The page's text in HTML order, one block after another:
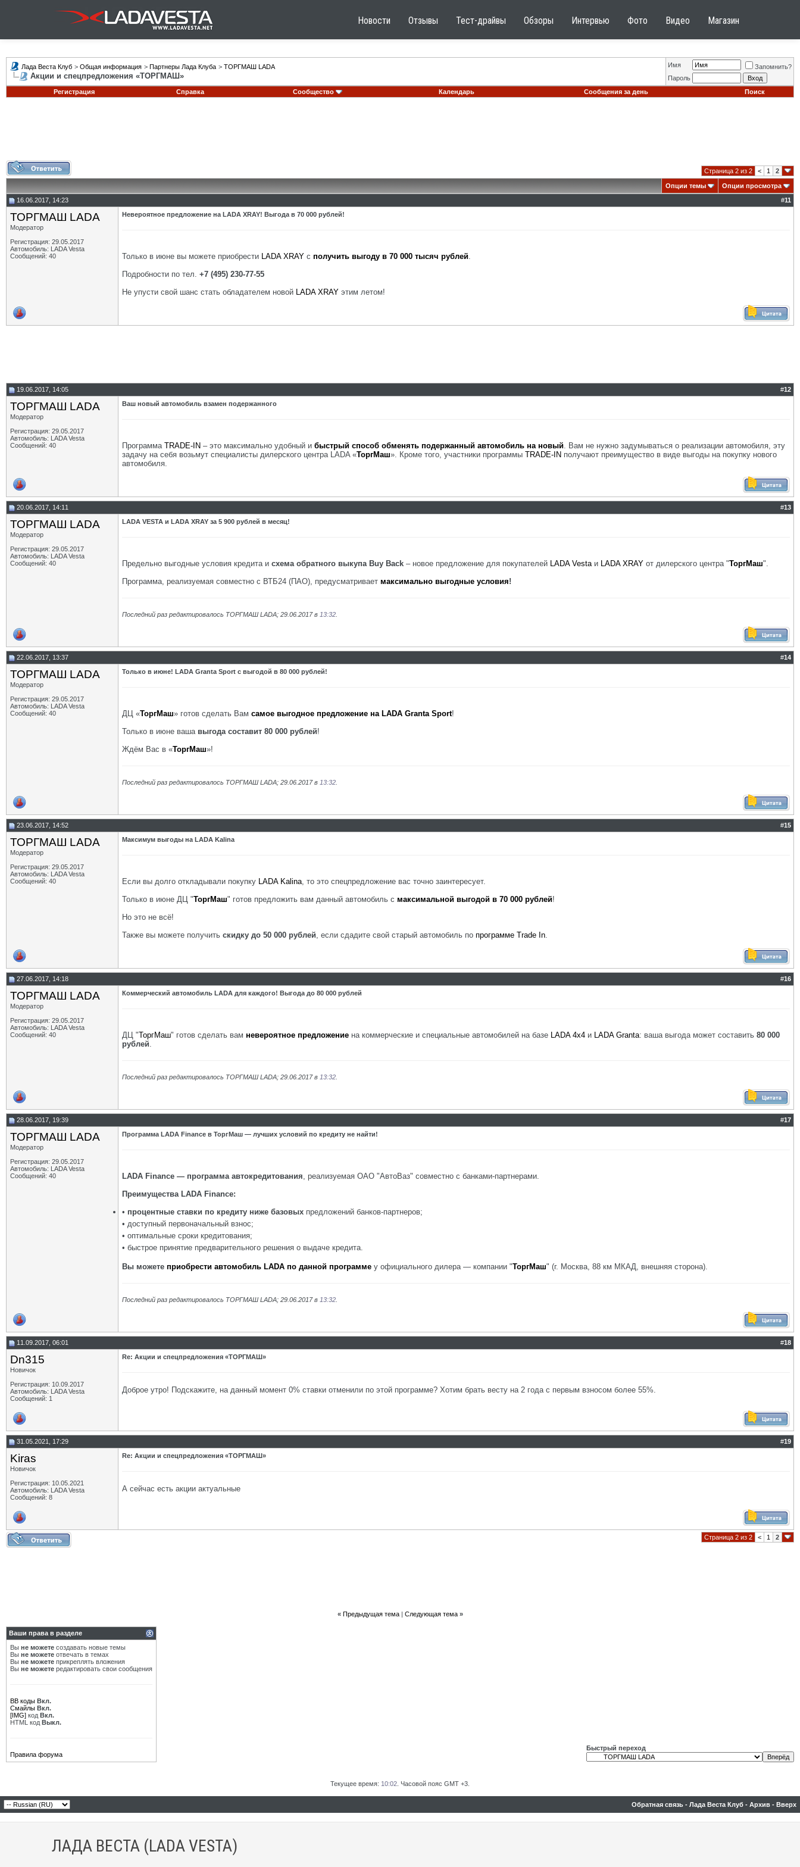
Новости Отзывы Тест-драйвы Обзоры Интервью Фото Видео Магазин
Лада Веста Клуб > Общая информация > Партнеры Лада Клуба > ТОРГМАШ LADA
Акции и спецпредложения «ТОРГМАШ»
Имя
Запомнить?
Пароль
Регистрация
Справка Сообщество Календарь Сообщения за день Поиск
Страница 2 из 2 < 1 2
Опции темы
Опции просмотра
16.06.2017, 14:23
#11
ТОРГМАШ LADA
Модератор
Регистрация: 29.05.2017
Автомобиль: LADA Vesta
Сообщений: 40
Невероятное предложение на LADA XRAY! Выгода в 70 000 рублей!
Только в июне вы можете приобрести LADA XRAY с получить выгоду в 70 000 тысяч рублей.
Подробности по тел. +7 (495) 230-77-55
Не упусти свой шанс стать обладателем новой LADA XRAY этим летом!
19.06.2017, 14:05 #12
ТОРГМАШ LADA
Модератор
Регистрация: 29.05.2017
Автомобиль: LADA Vesta
Сообщений: 40
Ваш новый автомобиль взамен подержанного
Программа TRADE-IN – это максимально удобный и быстрый способ обменять подержанный автомобиль на новый. Вам не нужно задумываться о реализации автомобиля, эту
задачу на себя возьмут специалисты дилерского центра LADA «ТоргМаш». Кроме того, участники программы TRADE-IN получают преимущество в виде выгоды на покупку нового
автомобиля.
20.06.2017, 14:11 #13
ТОРГМАШ LADA
Модератор
Регистрация: 29.05.2017
Автомобиль: LADA Vesta
Сообщений: 40
LADA VESTA и LADA XRAY за 5 900 рублей в месяц!
Предельно выгодные условия кредита и схема обратного выкупа Buy Back – новое предложение для покупателей LADA Vestaи LADA XRAY от дилерского центра "ТоргМаш".
Программа, реализуемая совместно с ВТБ24 (ПАО), предусматривает максимально выгодные условия!
Последний раз редактировалось ТОРГМАШ LADA; 29.06.2017 в 13:32
22.06.2017, 13:37 #14
ТОРГМАШ LADA
Модератор
Регистрация: 29.05.2017
Автомобиль: LADA Vesta
Сообщений: 40
Только в июне! LADA Granta Sport с выгодой в 80 000 рублей!
ДЦ «ТоргМаш» готов сделать Вам самое выгодное предложение на LADA Granta Sport!
Только в июне ваша выгода составит 80 000 рублей!
Ждём Вас в «ТоргМаш»!
Последний раз редактировалось ТОРГМАШ LADA; 29.06.2017 в 13:32
23.06.2017, 14:52 #15
ТОРГМАШ LADA
Модератор
Регистрация: 29.05.2017
Автомобиль: LADA Vesta
Сообщений: 40
Максимум выгоды на LADA Kalina
Если вы долго откладывали покупку LADA Kalina, то это спецпредложение вас точно заинтересует.
Только в июне ДЦ "ТоргМаш" готов предложить вам данный автомобиль с максимальной выгодой в 70 000 рублей!
Но это не всё!
Также вы можете получить скидку до 50 000 рублей, если сдадите свой старый автомобиль по программе Trade In.
27.06.2017, 14:18 #16
ТОРГМАШ LADA
Модератор
Регистрация: 29.05.2017
Автомобиль: LADA Vesta
Сообщений: 40
Коммерческий автомобиль LADA для каждого! Выгода до 80 000 рублей
ДЦ "ТоргМаш" готов сделать вам невероятное предложение на коммерческие и специальные автомобилей на базе LADA 4x4 и LADA Granta: ваша выгода может составить 80 000
рублей.
Последний раз редактировалось ТОРГМАШ LADA; 29.06.2017 в 13:32
28.06.2017, 19:39 #17
ТОРГМАШ LADA
Модератор
Регистрация: 29.05.2017
Автомобиль: LADA Vesta
Сообщений: 40
Программа LADA Finance в ТоргМаш — лучших условий по кредиту не найти!
LADA Finance — программа автокредитования, реализуемая ОАО "АвтоВаз" совместно с банками-партнерами.
Преимущества LADA Finance:
• процентные ставки по кредиту ниже базовых предложений банков-партнеров;
• доступный первоначальный взнос;
• оптимальные сроки кредитования;
• быстрое принятие предварительного решения о выдаче кредита.
Вы можете приобрести автомобиль LADA по данной программе у официального дилера — компании "ТоргМаш" (г. Москва, 88 км МКАД, внешняя сторона).
Последний раз редактировалось ТОРГМАШ LADA; 29.06.2017 в 13:32
11.09.2017, 06:01 #18
Dn315
Новичок
Регистрация: 10.09.2017
Автомобиль: LADA Vesta
Сообщений: 1
Re: Акции и спецпредложения «ТОРГМАШ»
Доброе утро! Подскажите, на данный момент 0% ставки отменили по этой программе? Хотим брать весту на 2 года с первым взносом более 55%.
31.05.2021, 17:29 #19
Kiras
Новичок
Регистрация: 10.05.2021
Автомобиль: LADA Vesta
Сообщений: 8
Re: Акции и спецпредложения «ТОРГМАШ»
А сейчас есть акции актуальные
Страница 2 из 2 < 1 2
« Предыдущая тема| Следующая тема »
Ваши права в разделе
Вы не можете создавать новые темы
Вы не можете отвечать в темах
Вы не можете прикреплять вложения
Вы не можете редактировать свои сообщения
BB коды Вкл.
Смайлы Вкл.
[IMG] код Вкл.
HTML код Выкл.
Правила форума
Быстрый переход
Текущее время: 10:02 . Часовой пояс GMT +3.
Обратная связь - Лада Веста Клуб - Архив - Вверх
ЛАДА ВЕСТА (LADA VESTA)